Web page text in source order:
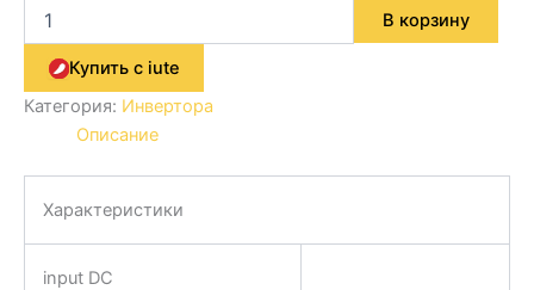
В корзину
Купить с iute
Категория: Инвертора
Описание
Характеристики
input DC